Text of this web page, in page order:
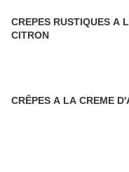
CREPES RUSTIQUES A
CITRON
CRÊPES A LA CREME